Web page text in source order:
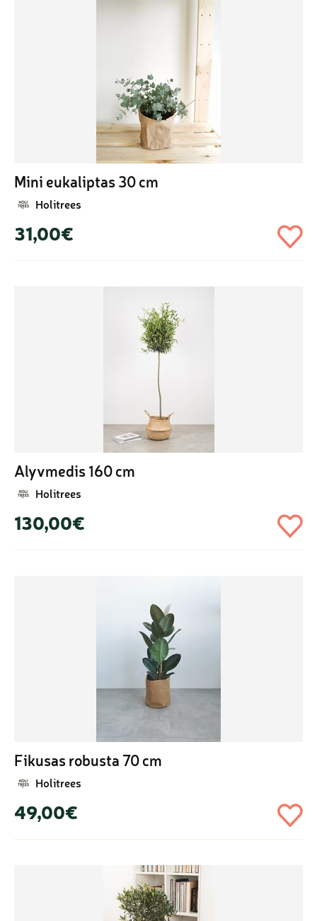
Mini eukaliptas 30 cm
Holitrees
31,00€
Alyvmedis 160 cm
Holitrees
130,00€
Fikusas robusta 70 cm
Holitrees
49,00€